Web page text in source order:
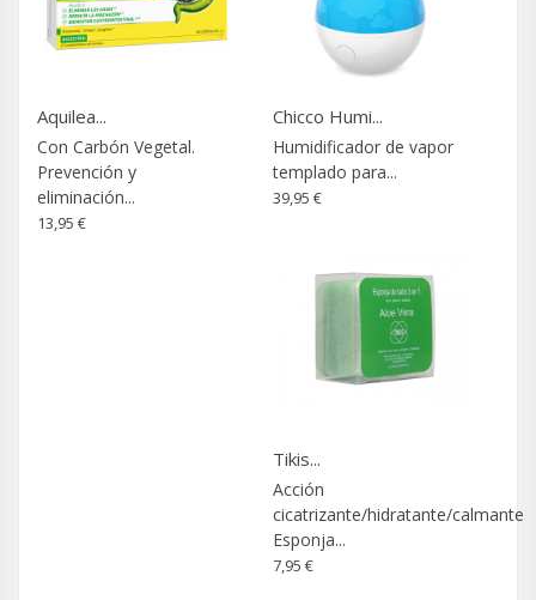
Aquilea...
Con Carbón Vegetal.
Prevención y
eliminación...
13,95 €
Chicco Humi...
Humidificador de vapor
templado para...
39,95 €
Tikis...
Acción
cicatrizante/hidratante/calmante
Esponja...
7,95 €